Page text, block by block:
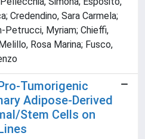
Credendino, Sara Carmela;
Petrucci, Myriam; Chieffi,
Rosa Marina; Fusco,
Tumorigenic
Adipose-Derived
Stem Cells on